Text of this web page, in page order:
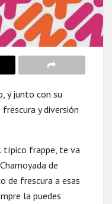
y junto con su
y diversión
típico frappe, te va
de
de frescura a esas
la puedes